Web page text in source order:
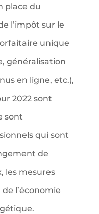
place du
l’impôt sur le
unique
généralisation
en ligne, etc.),
2022 sont
sont
qui sont
de
les mesures
l’économie